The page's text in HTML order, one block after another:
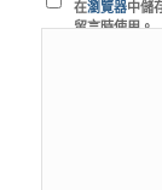
在瀏覽器中儲
留言時使用。